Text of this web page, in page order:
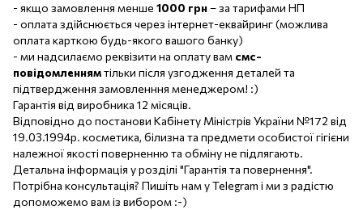
- якщо замовлення менше 1000 грн– за тарифами НП
- оплата здійснюється через інтернет-еквайринг (можлива
оплата карткою будь-якого вашого банку)
- ми надсилаємо реквізити на оплату вам смс-
повідомленнямтільки після узгодження деталей та
підтвердження замовленння менеджером! :)
Гарантія від виробника 12 місяців.
Відповідно до постанови Кабінету Міністрів України №172 від
19.03.1994р. косметика, білизна та предмети особистої гігієни
належної якості поверненню та обміну не підлягають.
Детальна інформація у розділі "Гарантія та повернення".
Потрібна консультація? Пишіть нам у Telegram і ми з радістю
допоможемо вам із вибором :-)